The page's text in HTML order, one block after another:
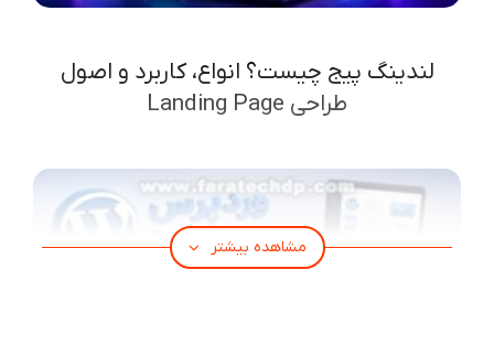
لندینگ پیج چیست؟ انواع، کاربرد و اصول
طراحی Landing Page
مشاهده بیشتر